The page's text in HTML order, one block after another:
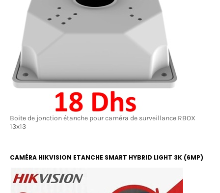
Boite de jonction étanche pour caméra de surveillance RBOX
13x13
CAMÉRA HIKVISION ETANCHE SMART HYBRID LIGHT 3K (6MP)
COLOR ET IR 20M